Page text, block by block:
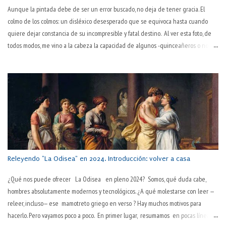
Aunque la pintada debe de ser un error buscado, no deja de tener gracia. El
colmo de los colmos: un disléxico desesperado que se equivoca hasta cuando
quiere dejar constancia de su incompresible y fatal destino. Al ver esta foto, de
todos modos, me vino a la cabeza la capacidad de algunos -quinceañeros o no- de
mismo. "No hago nada bien", proclaman a los cuatro vientos. Hay varios tipos de
personas así. Dos, como mínimo. Los primeros lo hacen por llamar la atención, por
lograr, ni que sea así, que les hagan caso. Otros (pesimistas o personas con
autoestima baja) tienen las gafas oscurecidas y todo lo que ven es oscuro y torpe:
mal hecho. Pero no se da el tercero, aquel que todo lo hace mal. No hay nadie
tan negado que en todo se equivoque. Dicen los pesimistas que los opt...
Releyendo "La Odisea" en 2024. Introducción: volver a casa
¿Qué nos puede ofrecer La Odisea en pleno 2024? Somos, qué duda cabe,
hombres absolutamente modernos y tecnológicos. ¿A qué molestarse con leer —
releer, incluso— ese mamotreto griego en verso ? Hay muchos motivos para
hacerlo. Pero vayamos poco a poco. En primer lugar, resumamos en pocas líneas